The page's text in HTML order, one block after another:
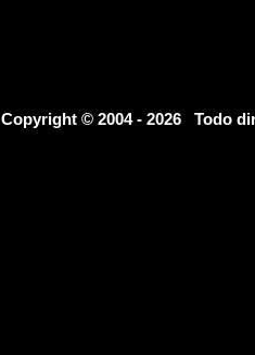
Copyright © 2004 - 2026 Todo